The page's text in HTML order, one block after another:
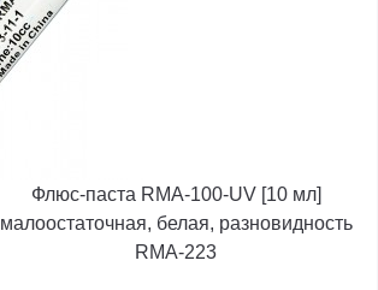
Флюс-паста RMA-100-UV [10 мл]
малоостаточная, белая, разновидность
RMA-223